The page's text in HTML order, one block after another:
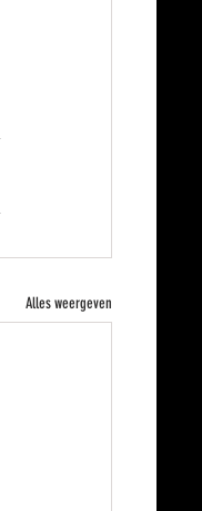
Alles weergeven